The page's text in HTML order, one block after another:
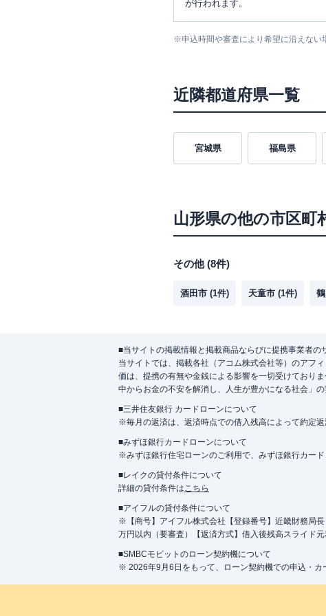
が行われます。
※申込時間や審査により希望に沿えない
近隣都道府県一覧
宮城県 福島県
山形県の他の市区町
その他(8件)
酒田市 (1件) 天童市 (1件)
■当サイトの掲載情報と掲載商品ならびに提携事業者の
当サイトでは、掲載各社（アコム株式会社等）のアフ
価は、提携の有無や金銭による影響を一切受けており
中からお金の不安を解消し、人生が豊かになる社会」の
■三井住友銀行 カードローンについて
※毎月の返済は、返済時点での借入残高によって約定返
■みずほ銀行カードローンについて
※みずほ銀行住宅ローンのご利用で、みずほ銀行カー
■レイクの貸付条件について
詳細の貸付条件はこちら
■アイフルの貸付条件について
※【商号】アイフル株式会社【登録番号】近畿財務局
万円以内（要審査）【返済方式】借入後残高スライド
■SMBCモビットのローン契約機について
※ 2026年9月6日をもって、ローン契約機での申込・カ